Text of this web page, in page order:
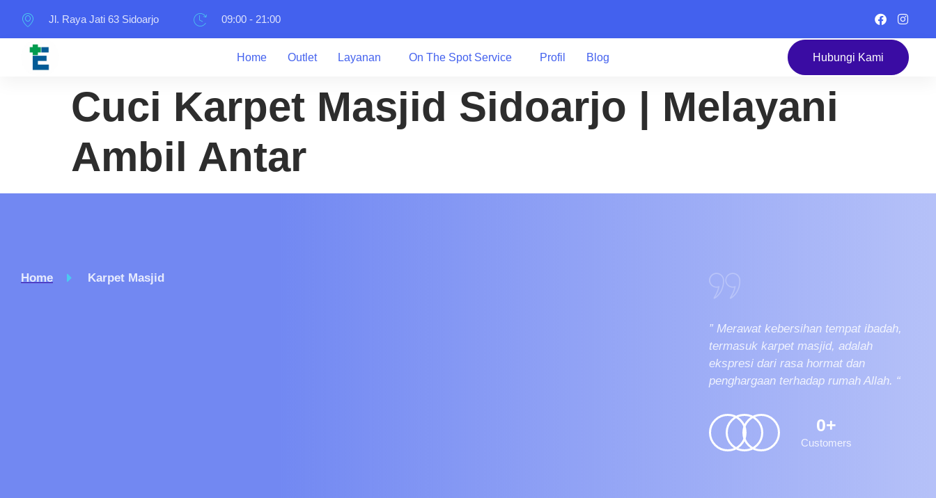
Jl. Raya Jati 63 Sidoarjo 09:00 - 21:00
Home Outlet Layanan On The Spot Service Profil Blog Hubungi Kami
Cuci Karpet Masjid Sidoarjo | Melayani
Ambil Antar
Home Karpet Masjid
” Merawat kebersihan tempat ibadah,
termasuk karpet masjid, adalah
ekspresi dari rasa hormat dan
penghargaan terhadap rumah Allah. “
Customers
0+